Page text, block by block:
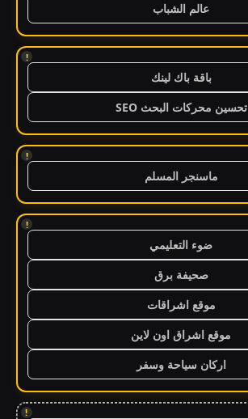
عالم الشباب
!
باقة باك لينك
تحسين محركات البحث SEO
!
ماسنجر المسلم
!
ضوء التعليمي
صحيفة برق
موقع اشراقات
موقع اشراق اون لاين
اركان سياحة وسفر
!